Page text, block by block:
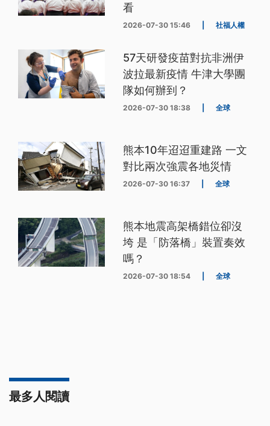
看
2026-07-30 15:46 社福人權
57天研發疫苗對抗非洲伊
波拉最新疫情 牛津大學團
隊如何辦到？
2026-07-30 18:38 全球
熊本10年迢迢重建路 一文
對比兩次強震各地災情
2026-07-30 16:37 全球
熊本地震高架橋錯位卻沒
垮 是「防落橋」裝置奏效
嗎？
2026-07-30 18:54 全球
最多人閱讀